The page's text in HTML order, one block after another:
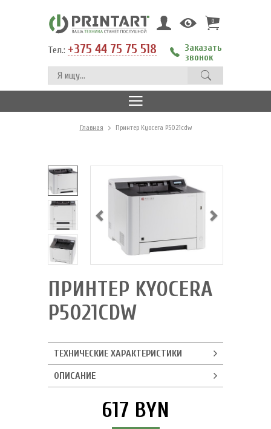
0
Тел.: +375 44 75 75 518
Заказать
звонок
Главная Принтер Kyocera P5021cdw
ПРИНТЕР KYOCERA
P5021CDW
ТЕХНИЧЕСКИЕ ХАРАКТЕРИСТИКИ
ОПИСАНИЕ
617 BYN